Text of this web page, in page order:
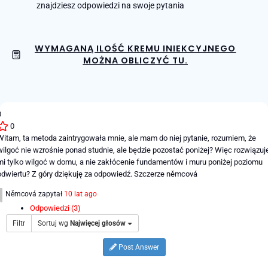
znajdziesz odpowiedzi na swoje pytania
WYMAGANĄ ILOŚĆ KREMU INIEKCYJNEGO
MOŻNA OBLICZYĆ TU.
0
ta metoda zaintrygowała mnie, ale mam do niej pytanie, rozumiem, że
nie wzrośnie ponad studnie, ale będzie pozostać poniżej? Więc
tylko wilgoć w domu, a nie zakłócenie fundamentów i muru poniżej poziomu
Z góry dziękuję za odpowiedź. Szczerze němcová
Němcová zapytał 10 lat ago
Odpowiedzi (3)
Filtr Sortuj wg Najwięcej głosów
Post Answer